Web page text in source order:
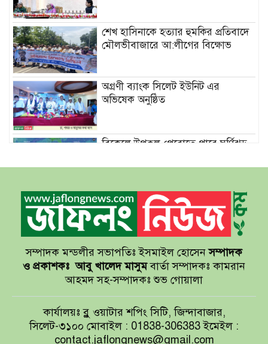
শেখ হাসিনাকে হত্যার হুমকির প্রতিবাদে
মৌলভীবাজারে আ:লীগের বিক্ষোভ
অগ্রণী ব্যাংক সিলেট ইউনিট এর
অভিষেক অনুষ্ঠিত
বিকেলে উপকূল পেরোতে পারে ঘূর্ণিঝড়
সেন্টমার্টিনের সব হোটেল-মোটেল-
রিসোর্টকে আশ্রয়কেন্দ্র ঘোষণা
বাখমুত পুনরুদ্ধারের দাবি ইউক্রেনের
আয়ারল্যান্ডের রানের পাহাড় টপকে
টাইগারদের জয়
সম্পাদক মন্ডলীর সভাপতিঃ ইসমাইল হোসেনসম্পাদক
ও প্রকাশকঃ আবু খালেদ মাসুমবার্তা সম্পাদকঃ কামরান
আহমদ সহ-সম্পাদকঃ শুভ গোয়ালা
কার্যালয়ঃ ব্লু ওয়াটার শপিং সিটি, জিন্দাবাজার,
সিলেট-৩১০০ মোবাইল : 01838-306383 ইমেইল :
contact.jaflongnews@gmail.com